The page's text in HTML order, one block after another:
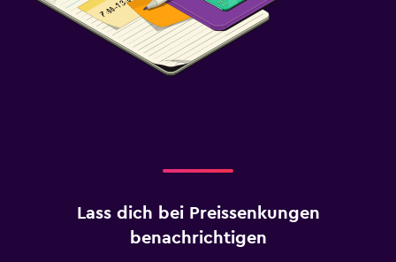
Lass dich bei Preissenkungen
benachrichtigen